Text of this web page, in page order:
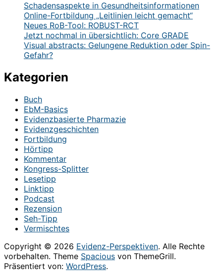
Schadensaspekte in Gesundheitsinformationen
Online-Fortbildung „Leitlinien leicht gemacht“
Neues RoB-Tool: ROBUST-RCT
Jetzt nochmal in übersichtlich: Core GRADE
Visual abstracts: Gelungene Reduktion oder Spin-
Gefahr?
Kategorien
Buch
EbM-Basics
Evidenzbasierte Pharmazie
Evidenzgeschichten
Fortbildung
Hörtipp
Kommentar
Kongress-Splitter
Lesetipp
Linktipp
Podcast
Rezension
Seh-Tipp
Vermischtes
Copyright © 2026 Evidenz-Perspektiven. Alle Rechte
vorbehalten. Theme Spacious von ThemeGrill.
Präsentiert von: WordPress.